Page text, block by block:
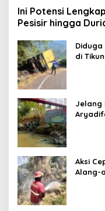
Ini Potensi
Pesisir hingga
Diduga
di
Jelang
Aksi
Alang-